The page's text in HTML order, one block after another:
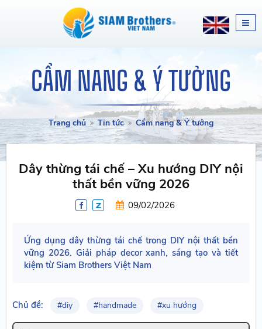
CẨM NANG & Ý TƯỞNG
Trang chủ Tin tức Cẩm nang & Ý tưởng
Dây thừng tái chế – Xu hướng DIY nội
thất bền vững 2026
09/02/2026
Ứng dụng dây thừng tái chế trong DIY nội thất bền
vững 2026. Giải pháp decor xanh, sáng tạo và tiết
kiệm từ Siam Brothers Việt Nam
Chủ đề: #diy #handmade #xu hướng